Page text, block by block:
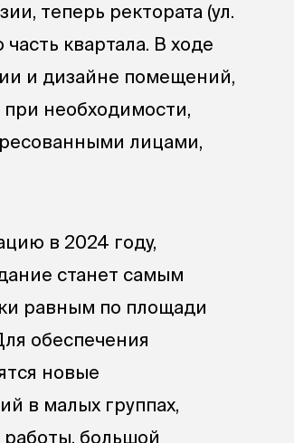
теперь ректората (ул.
квартала. В ходе
и дизайне помещений,
необходимости,
лицами,
в 2024 году,
станет самым
равным по площади
обеспечения
новые
в малых группах,
работы, большой